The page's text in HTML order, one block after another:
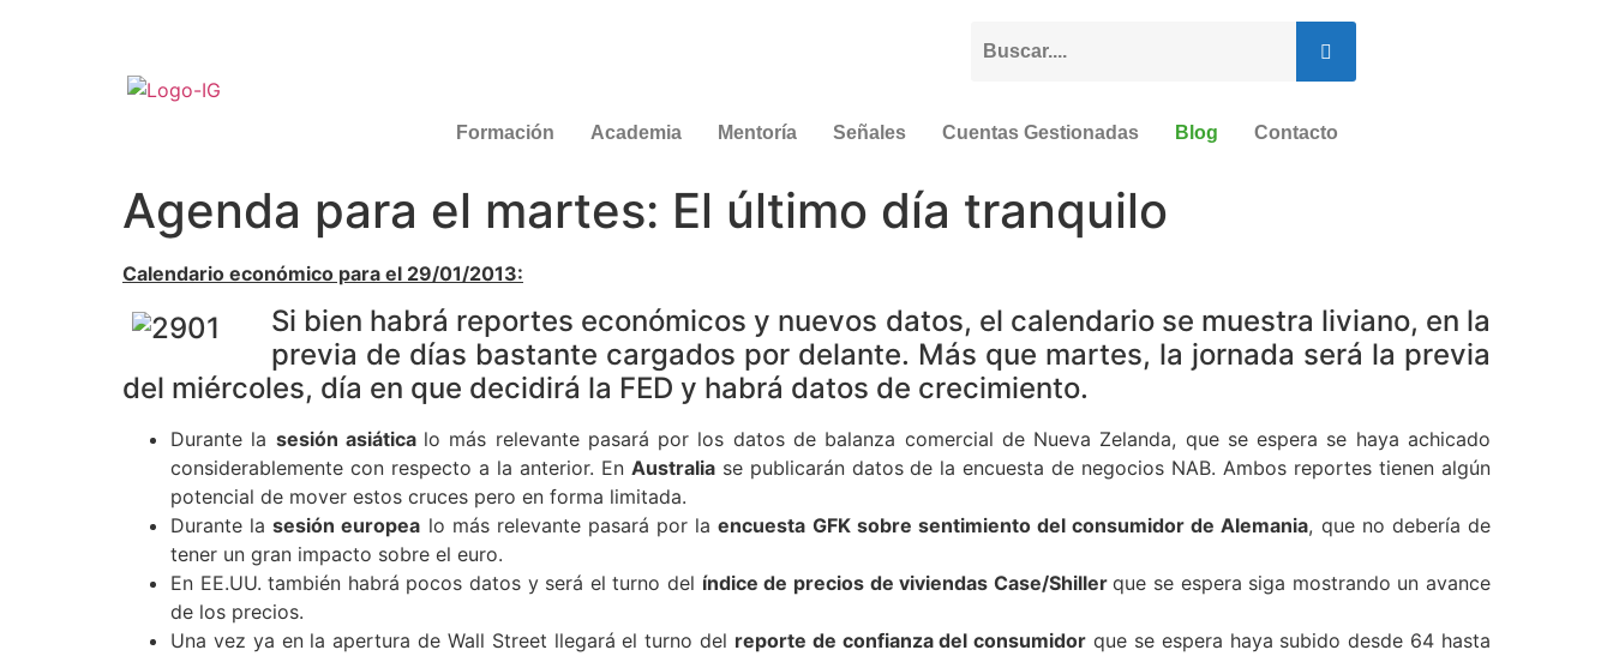
Formación Academia Mentoría Señales Cuentas Gestionadas Blog Contacto
Agenda para el martes: El último día tranquilo
Calendario económico para el 29/01/2013:
Si bien habrá reportes económicos y nuevos datos, el calendario se muestra liviano, en la
previa de días bastante cargados por delante. Más que martes, la jornada será la previa
del miércoles, día en que decidirá la FED y habrá datos de crecimiento.
Durante la sesión asiática lo más relevante pasará por los datos de balanza comercial de Nueva Zelanda, que se espera se haya achicado
considerablemente con respecto a la anterior. En Australiase publicarán datos de la encuesta de negocios NAB. Ambos reportes tienen algún
potencial de mover estos cruces pero en forma limitada.
Durante lasesión europea lo más relevante pasará por laencuesta GFK sobre sentimiento del consumidor de Alemania, que no debería de
tener un gran impacto sobre el euro.
En EE.UU. también habrá pocos datos y será el turno del índice de precios de viviendas Case/Shillerque se espera siga mostrando un avance
de los precios.
Una vez ya en la apertura de Wall Street llegará el turno del reporte de confianza del consumidor que se espera haya subido desde 64 hasta